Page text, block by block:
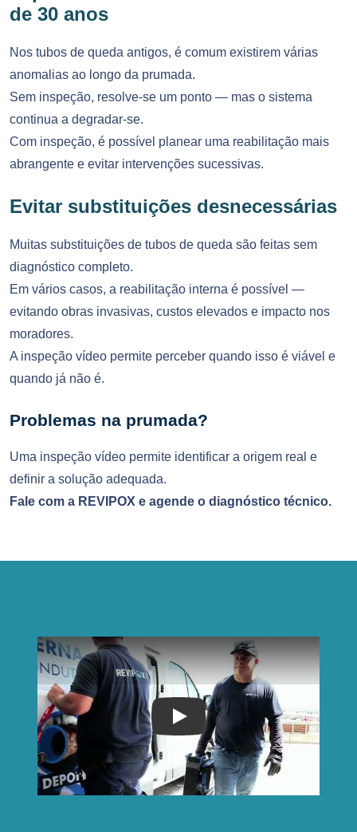
de 30 anos
Nos tubos de queda antigos, é comum existirem várias
anomalias ao longo da prumada.
Sem inspeção, resolve-se um ponto — mas o sistema
continua a degradar-se.
Com inspeção, é possível planear uma reabilitação mais
abrangente e evitar intervenções sucessivas.
Evitar substituições desnecessárias
Muitas substituições de tubos de queda são feitas sem
diagnóstico completo.
Em vários casos, a reabilitação interna é possível —
evitando obras invasivas, custos elevados e impacto nos
moradores.
A inspeção vídeo permite perceber quando isso é viável e
quando já não é.
Problemas na prumada?
Uma inspeção vídeo permite identificar a origem real e
definir a solução adequada.
Fale com a REVIPOX e agende o diagnóstico técnico.